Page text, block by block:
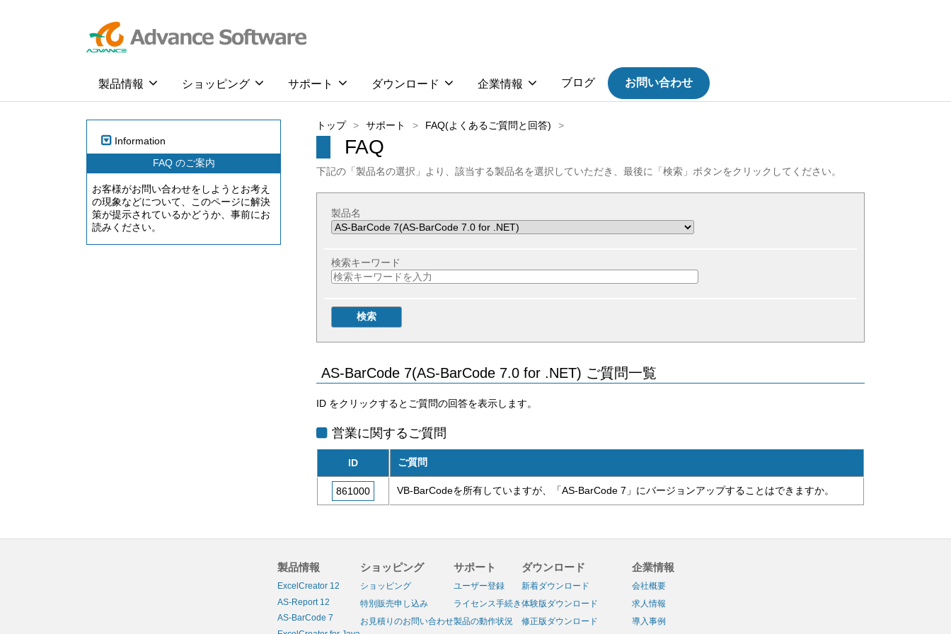
製品情報 ショッピング サポート ダウンロード 企業情報 ブログ お問い合わせ
トップ サポート FAQ(よくあるご質問と回答)
FAQ
下記の「製品名の選択」より、該当する製品名を選択していただき、最後に「検索」ボタンをクリックしてください。
製品名
検索キーワード
AS-BarCode 7(AS-BarCode 7.0 for .NET) ご質問一覧
ID をクリックするとご質問の回答を表示します。
営業に関するご質問
ID ご質問
861000 VB-BarCodeを所有していますが、「AS-BarCode 7」にバージョンアップすることはできますか。
Information
FAQ のご案内
お客様がお問い合わせをしようとお考え
の現象などについて、このページに解決
策が提示されているかどうか、事前にお
読みください。
製品情報
ExcelCreator 12
AS-Report 12
AS-BarCode 7
ショッピング
ショッピング
特別販売申し込み
お見積りのお問い合わせ
サポート
ユーザー登録
ライセンス手続き
製品の動作状況
ダウンロード
新着ダウンロード
体験版ダウンロード
修正版ダウンロード
企業情報
会社概要
求人情報
導入事例